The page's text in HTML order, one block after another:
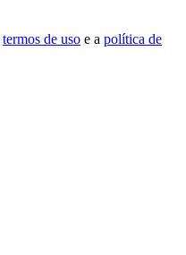
termos de uso e a política de